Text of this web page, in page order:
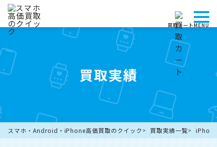
買取カートMENU
買取実績
スマホ・Android・iPhone高価買取のクイック 買取実績一覧